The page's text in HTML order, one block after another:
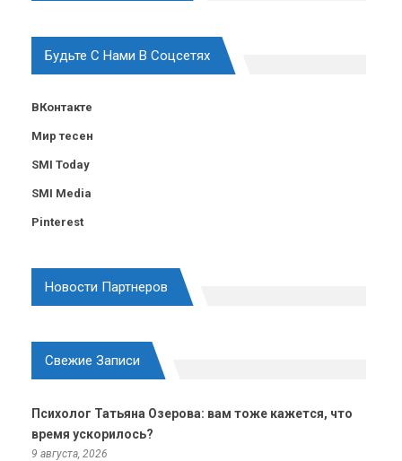
Будьте С Нами В Соцсетях
ВКонтакте
Мир тесен
SMI Today
SMI Media
Pinterest
Новости Партнеров
Свежие Записи
Психолог Татьяна Озерова: вам тоже кажется, что
время ускорилось?
9 августа, 2026